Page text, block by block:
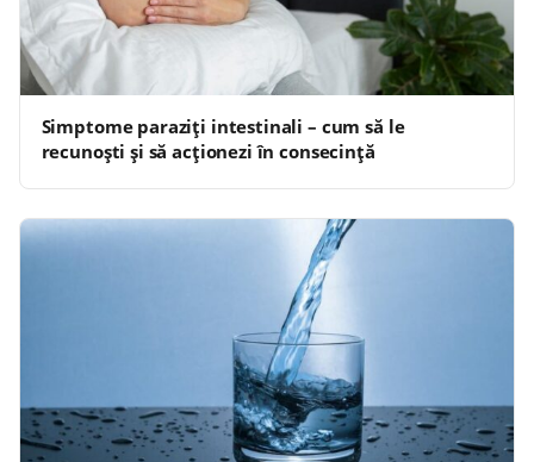
Simptome paraziți intestinali – cum să le
recunoști și să acționezi în consecință